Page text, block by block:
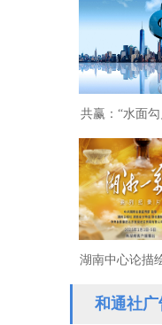
系態
共赢：“水面
经济
湖南中心论描
史引激荡：“新
和通社广